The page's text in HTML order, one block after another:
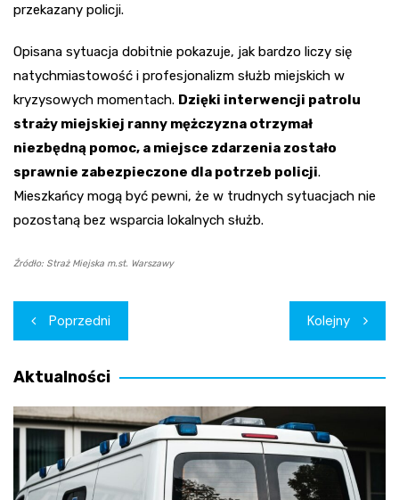
przekazany policji.
Opisana sytuacja dobitnie pokazuje, jak bardzo liczy się
natychmiastowość i profesjonalizm służb miejskich w
kryzysowych momentach. Dzięki interwencji patrolu
straży miejskiej ranny mężczyzna otrzymał
niezbędną pomoc, a miejsce zdarzenia zostało
sprawnie zabezpieczone dla potrzeb policji.
Mieszkańcy mogą być pewni, że w trudnych sytuacjach nie
pozostaną bez wsparcia lokalnych służb.
Źródło: Straż Miejska m.st. Warszawy
Nawigacja
wpisu
Poprzedni Kolejny
Aktualności